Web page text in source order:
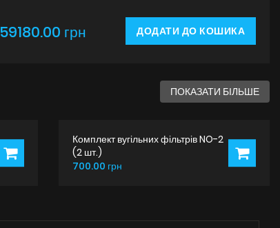
59180.00 грн ДОДАТИ ДО КОШИКА
ПОКАЗАТИ БІЛЬШЕ
Комплект вугільних фільтрів NO-2
(2 шт.)
700.00 грн